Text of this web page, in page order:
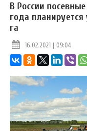
В России
года
га
16.02.2021 | 09:04